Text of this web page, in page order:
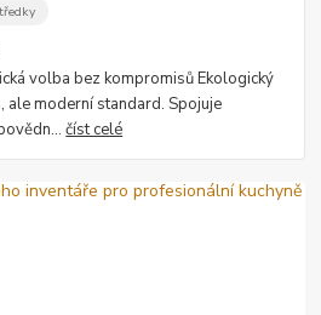
volba bez kompromisů Ekologický
ale moderní standard. Spojuje
číst celé